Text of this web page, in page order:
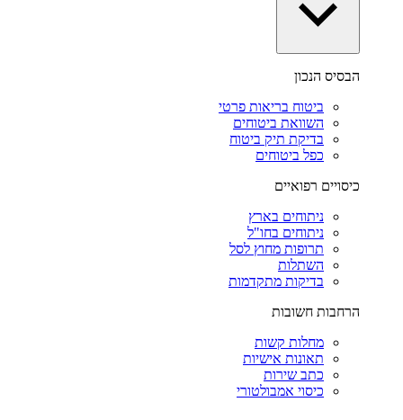
הבסיס הנכון
ביטוח בריאות פרטי
השוואת ביטוחים
בדיקת תיק ביטוח
כפל ביטוחים
כיסויים רפואיים
ניתוחים בארץ
ניתוחים בחו"ל
תרופות מחוץ לסל
השתלות
בדיקות מתקדמות
הרחבות חשובות
מחלות קשות
תאונות אישיות
כתב שירות
כיסוי אמבולטורי